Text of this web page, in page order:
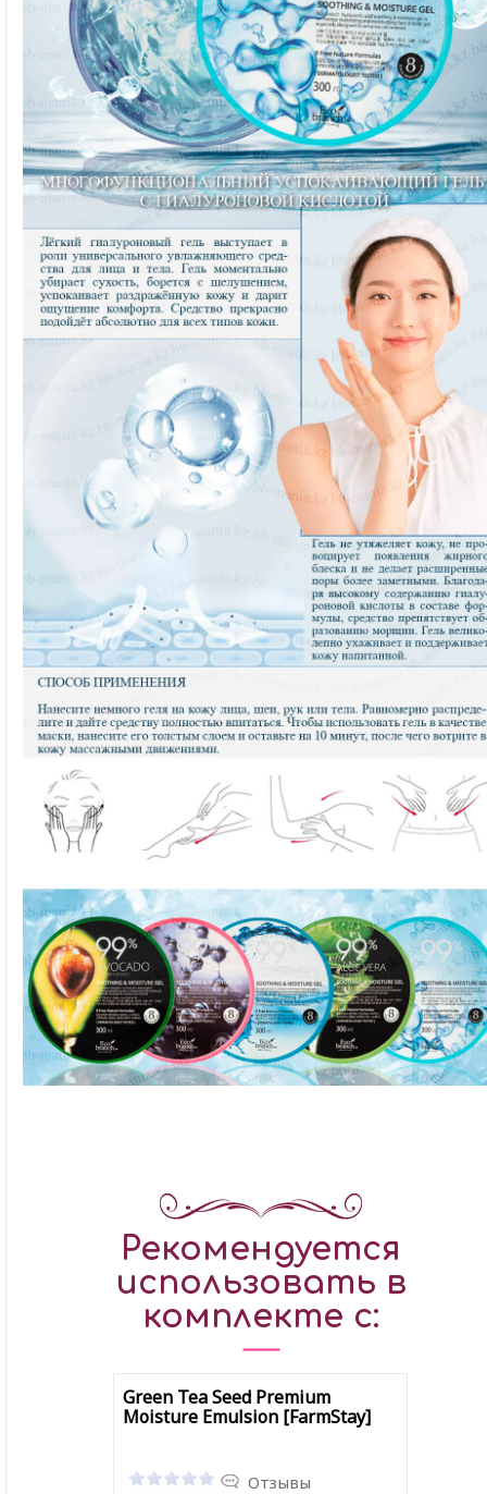
Рекомендуется
использовать в
комплекте с:
Green Tea Seed Premium
Moisture Emulsion [FarmStay]
Отзывы